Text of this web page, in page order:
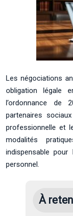
Les négociations
obligation légale
l’ordonnance de
partenaires
professionnelle et
modalités
indispensable
personnel.
À